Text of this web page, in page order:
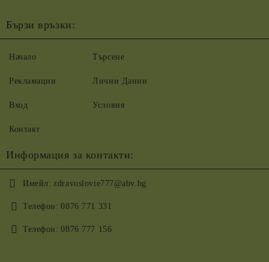
Бързи връзки:
Начало
Рекламации
Вход
Контакт
Търсене
Лични Данни
Условия
Информация за контакти:
Имейл: zdravoslovie777@abv.bg
Телефон: 0876 771 331
Телефон: 0876 777 156